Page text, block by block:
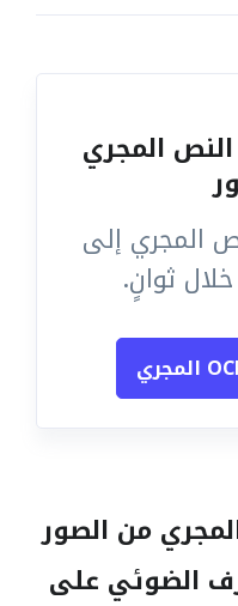
النص المجري
المجري إلى
ثوانٍ.
من الصور
الضوئي على